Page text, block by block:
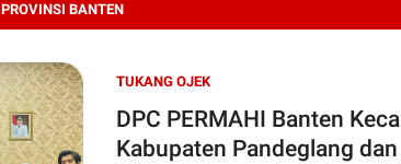
PROVINSI BANTEN
TUKANG OJEK
DPC PERMAHI Banten
Kabupaten Pandeglang